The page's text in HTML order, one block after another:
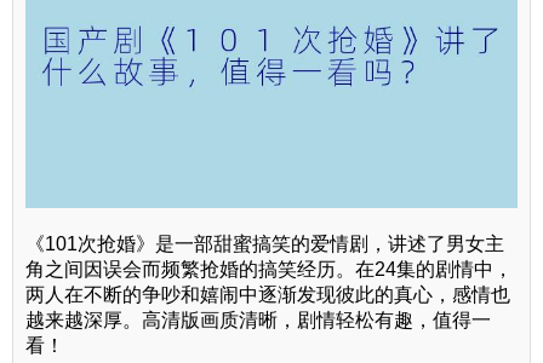
《101次抢婚》是一部甜蜜搞笑的爱情剧，讲述了男女主
角之间因误会而频繁抢婚的搞笑经历。在24集的剧情中，
两人在不断的争吵和嬉闹中逐渐发现彼此的真心，感情也
越来越深厚。高清版画质清晰，剧情轻松有趣，值得一
看！